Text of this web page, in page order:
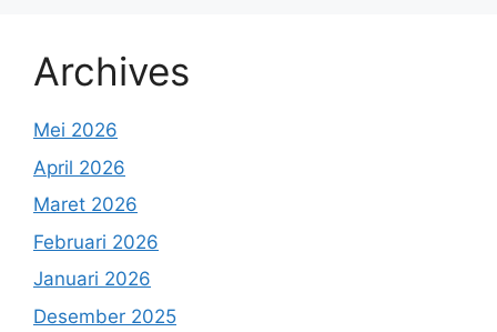
Archives
Mei 2026
April 2026
Maret 2026
Februari 2026
Januari 2026
Desember 2025